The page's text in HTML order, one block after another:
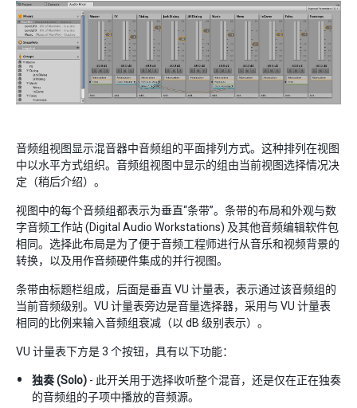
音频组视图显示混音器中音频组的平面排列方式。这种排列在视图
中以水平方式组织。音频组视图中显示的组由当前视图选择情况决
定（稍后介绍）。
视图中的每个音频组都表示为垂直“条带”。条带的布局和外观与数
字音频工作站 (Digital Audio Workstations) 及其他音频编辑软件包
相同。选择此布局是为了便于音频工程师进行从音乐和视频背景的
转换，以及用作音频硬件集成的并行视图。
条带由标题栏组成，后面是垂直 VU 计量表，表示通过该音频组的
当前音频级别。VU 计量表旁边是音量选择器，采用与 VU 计量表
相同的比例来输入音频组衰减（以 dB 级别表示）。
VU 计量表下方是 3 个按钮，具有以下功能：
独奏 (Solo) - 此开关用于选择收听整个混音，还是仅在正在独奏
的音频组的子项中播放的音频源。